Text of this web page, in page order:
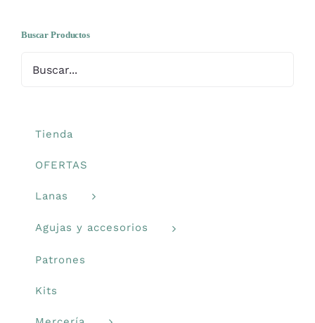
Buscar Productos
Tienda
OFERTAS
Lanas
Agujas y accesorios
Patrones
Kits